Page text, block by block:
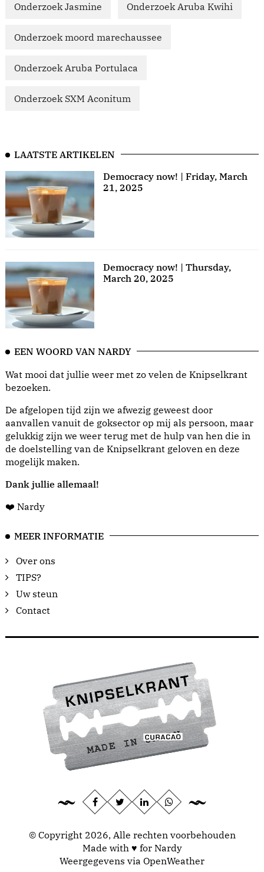
Onderzoek Jasmine Onderzoek Aruba Kwihi
Onderzoek moord marechaussee
Onderzoek Aruba Portulaca
Onderzoek SXM Aconitum
LAATSTE ARTIKELEN
Democracy now! | Friday, March
21, 2025
Democracy now! | Thursday,
March 20, 2025
EEN WOORD VAN NARDY
Wat mooi dat jullie weer met zo velen de Knipselkrant
bezoeken.
De afgelopen tijd zijn we afwezig geweest door
aanvallen vanuit de goksector op mij als persoon, maar
gelukkig zijn we weer terug met de hulp van hen die in
de doelstelling van de Knipselkrant geloven en deze
mogelijk maken.
Dank jullie allemaal!
❤️ Nardy
MEER INFORMATIE
Over ons
TIPS?
Uw steun
Contact
© Copyright 2026, Alle rechten voorbehouden
Made with ♥ for Nardy
Weergegevens via OpenWeather